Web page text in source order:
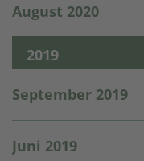
August 2020
2019
September 2019
Juni 2019